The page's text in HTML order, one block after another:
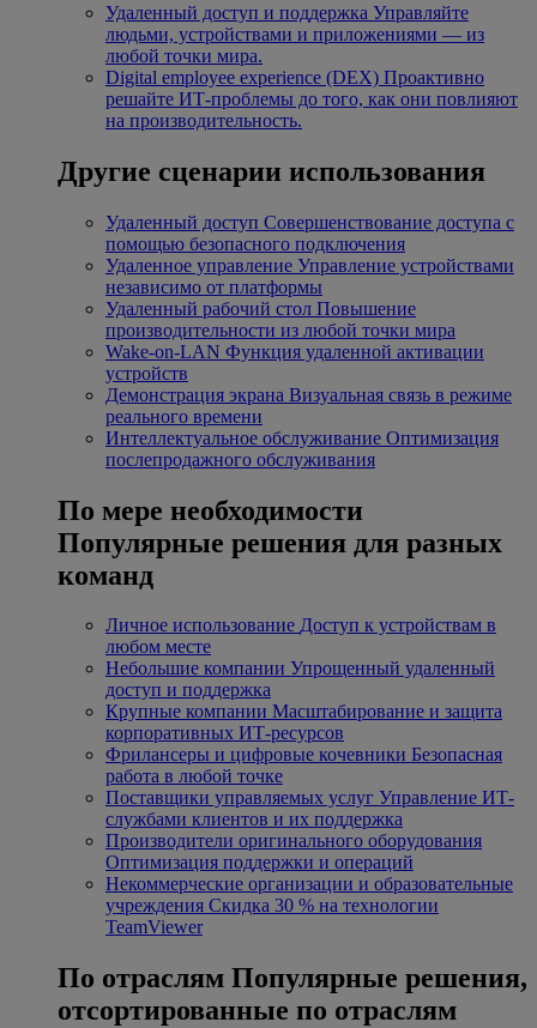
Удаленный доступ и поддержка Управляйте
людьми, устройствами и приложениями — из
любой точки мира.
Digital employee experience (DEX) Проактивно
решайте ИТ-проблемы до того, как они повлияют
на производительность.
Другие сценарии использования
Удаленный доступ Совершенствование доступа с
помощью безопасного подключения
Удаленное управление Управление устройствами
независимо от платформы
Удаленный рабочий стол Повышение
производительности из любой точки мира
Wake-on-LAN Функция удаленной активации
устройств
Демонстрация экрана Визуальная связь в режиме
реального времени
Интеллектуальное обслуживание Оптимизация
послепродажного обслуживания
По мере необходимости
Популярные решения для разных
команд
Личное использование Доступ к устройствам в
любом месте
Небольшие компании Упрощенный удаленный
доступ и поддержка
Крупные компании Масштабирование и защита
корпоративных ИТ-ресурсов
Фрилансеры и цифровые кочевники Безопасная
работа в любой точке
Поставщики управляемых услуг Управление ИТ-
службами клиентов и их поддержка
Производители оригинального оборудования
Оптимизация поддержки и операций
Некоммерческие организации и образовательные
учреждения Скидка 30 % на технологии
TeamViewer
По отраслям Популярные решения,
отсортированные по отраслям